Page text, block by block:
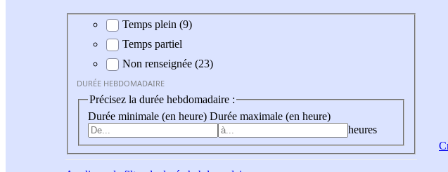
Durée hebdomadaire
Temps plein (9)
Temps partiel
Non renseignée (23)
DURÉE HEBDOMADAIRE
Précisez la durée hebdomadaire :
Durée minimale (en heure) Durée maximale (en heure)
heures